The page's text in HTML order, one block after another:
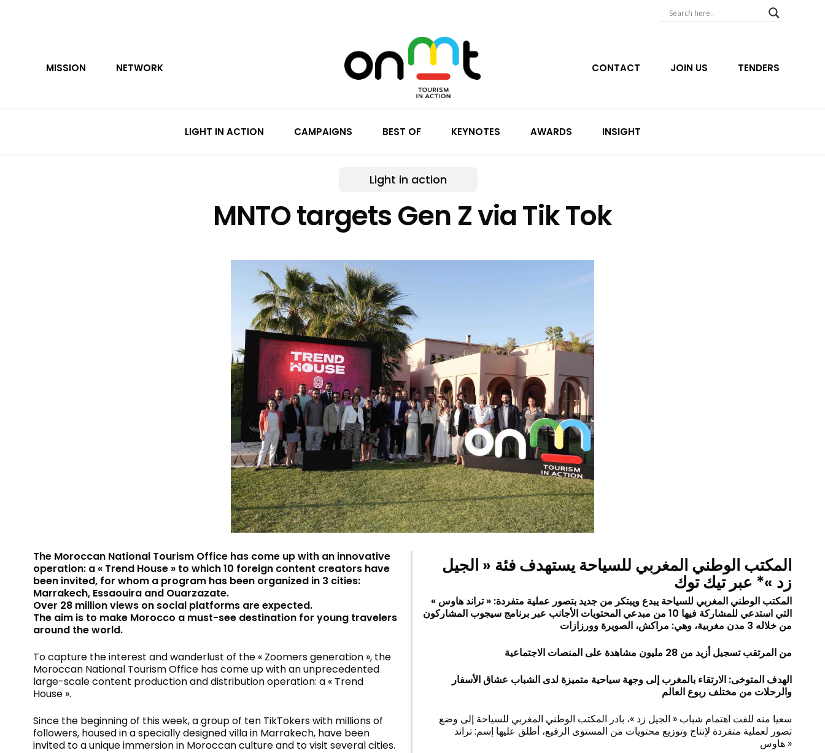
MISSION NETWORK CONTACT JOIN US TENDERS
LIGHT IN ACTION CAMPAIGNS BEST OF KEYNOTES AWARDS INSIGHT
Light in action
MNTO targets Gen Z via Tik Tok
The Moroccan National Tourism Office has come up with an innovative
operation: a « Trend House » to which 10 foreign content creators have
been invited, for whom a program has been organized in 3 cities:
Marrakech, Essaouira and Ouarzazate.
Over 28 million views on social platforms are expected.
The aim is to make Morocco a must-see destination for young travelers
around the world.
To capture the interest and wanderlust of the « Zoomers generation », the
Moroccan National Tourism Office has come up with an unprecedented
large-scale content production and distribution operation: a « Trend
House ».
Since the beginning of this week, a group of ten TikTokers with millions of
followers, housed in a specially designed villa in Marrakech, have been
invited to a unique immersion in Moroccan culture and to visit several cities.
المكتب الوطني المغربي للسياحة يستهدف فئة « الجيل
زد »* عبر تيك توك
المكتب الوطني المغربي للسياحة يبدع ويبتكر من جديد بتصور عملية متفردة: « تراند هاوس »
التي استدعي للمشاركة فيها 10 من مبدعي المحتويات الأجانب عبر برنامج سيجوب المشاركون
من خلاله 3 مدن مغربية، وهي: مراكش، الصويرة وورزازات
من المرتقب تسجيل أزيد من 28 مليون مشاهدة على المنصات الاجتماعية
الهدف المتوخى: الارتقاء بالمغرب إلى وجهة سياحية متميزة لدى الشباب عشاق الأسفار
والرحلات من مختلف ربوع العالم
سعيا منه للفت اهتمام شباب « الجيل زد »، بادر المكتب الوطني المغربي للسياحة إلى وضع
تصور لعملية متفردة لإنتاج وتوزيع محتويات من المستوى الرفيع، أطلق عليها إسم: تراند
هاوس »